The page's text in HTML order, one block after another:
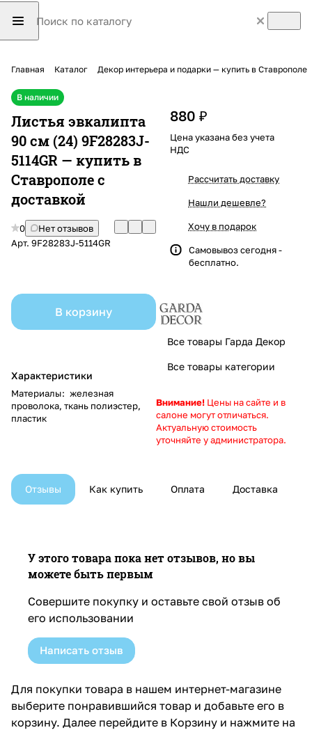
Главная Каталог Декор интерьера и подарки — купить в Ставрополе
В наличии
Листья эвкалипта
90 см (24) 9F28283J-
5114GR — купить в
Ставрополе с
доставкой
0
Нет отзывов
Арт. 9F28283J-5114GR
В корзину
Характеристики
Материалы: железная
проволока, ткань полиэстер,
пластик
880 ₽
Цена указана без учета
НДС
Рассчитать доставку
Нашли дешевле?
Хочу в подарок
Самовывоз сегодня -
бесплатно.
Все товары Гарда Декор
Все товары категории
Внимание! Цены на сайте и в
салоне могут отличаться.
Актуальную стоимость
уточняйте у администратора.
Отзывы Как купить Оплата Доставка
У этого товара пока нет отзывов, но вы
можете быть первым
Совершите покупку и оставьте свой отзыв об
его использовании
Написать отзыв
Для покупки товара в нашем интернет-магазине
выберите понравившийся товар и добавьте его в
корзину. Далее перейдите в Корзину и нажмите на